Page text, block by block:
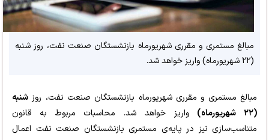
مبالغ مستمری و مقرری شهریورماه بازنشستگان صنعت نفت، روز شنبه
(۲۲ شهریورماه) واریز خواهد شد.
مبالغ مستمری و مقرری شهریورماه بازنشستگان صنعت نفت، روز شنبه
(۲۲ شهریورماه)
واریز خواهد شد. محاسبات مربوط به قانون
متناسب‌سازی نیز در پایه‌ی مستمری بازنشستگان صنعت نفت اعمال